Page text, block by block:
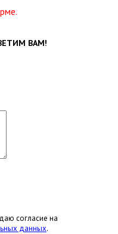
ВАМ!
согласие на
данных.